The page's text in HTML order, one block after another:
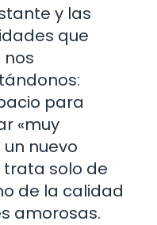
y las
que
para
«muy
nuevo
trata solo de
de la calidad
amorosas.